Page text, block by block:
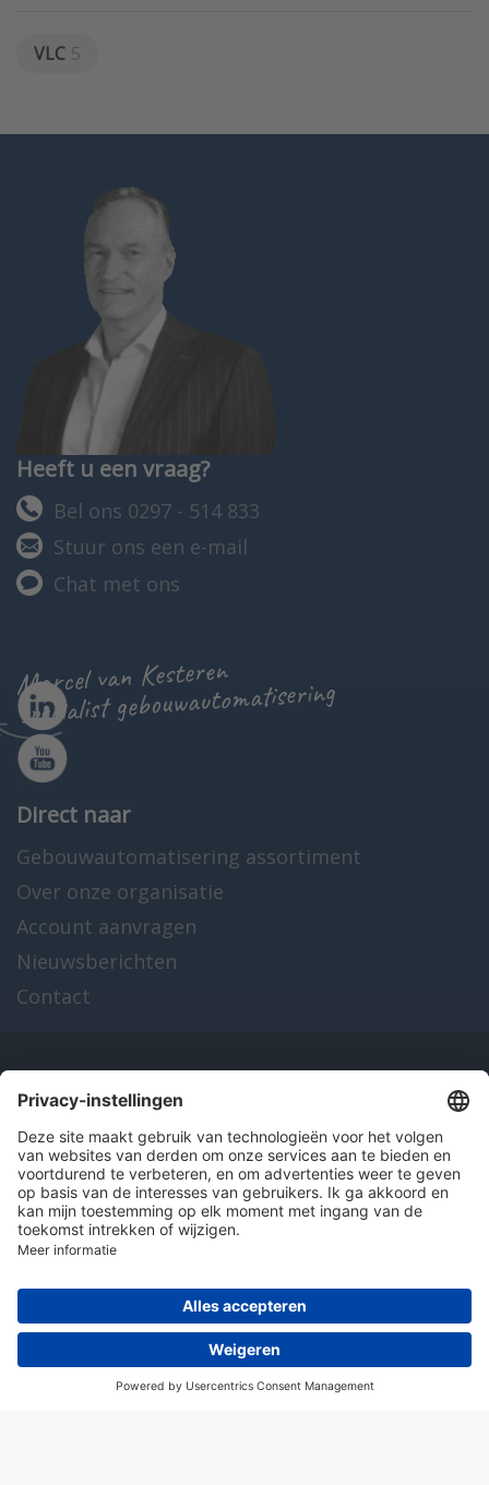
VLC 5
Heeft u een vraag?
Bel ons 0297 - 514 833
Stuur ons een e-mail
Chat met ons
Marcel van Kesteren
specialist gebouwautomatisering
Direct naar
Gebouwautomatisering assortiment
Over onze organisatie
Account aanvragen
Nieuwsberichten
Contact
Onze producten
en diensten
Over Hitma
Algemene voorwaarden Disclaimer
Colofon
© 2026 Hitma B.V.